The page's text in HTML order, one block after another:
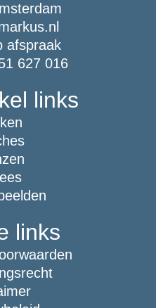
afspraak
627 016
links
links